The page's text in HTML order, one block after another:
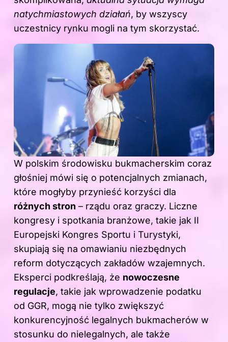
natychmiastowych działań, by wszyscy
uczestnicy rynku mogli na tym skorzystać.
W polskim środowisku bukmacherskim coraz
głośniej mówi się o potencjalnych zmianach,
które mogłyby przynieść korzyści dla
różnych stron – rządu oraz graczy. Liczne
kongresy i spotkania branżowe, takie jak II
Europejski Kongres Sportu i Turystyki,
skupiają się na omawianiu niezbędnych
reform dotyczących zakładów wzajemnych.
Eksperci podkreślają, że nowoczesne
regulacje, takie jak wprowadzenie podatku
od GGR, mogą nie tylko zwiększyć
konkurencyjność legalnych bukmacherów w
stosunku do nielegalnych, ale także